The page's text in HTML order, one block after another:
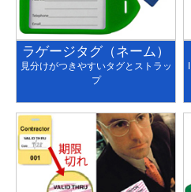
ラゲージタグ（ネーム）
見分けがつきやすいタグとストラッ
プ